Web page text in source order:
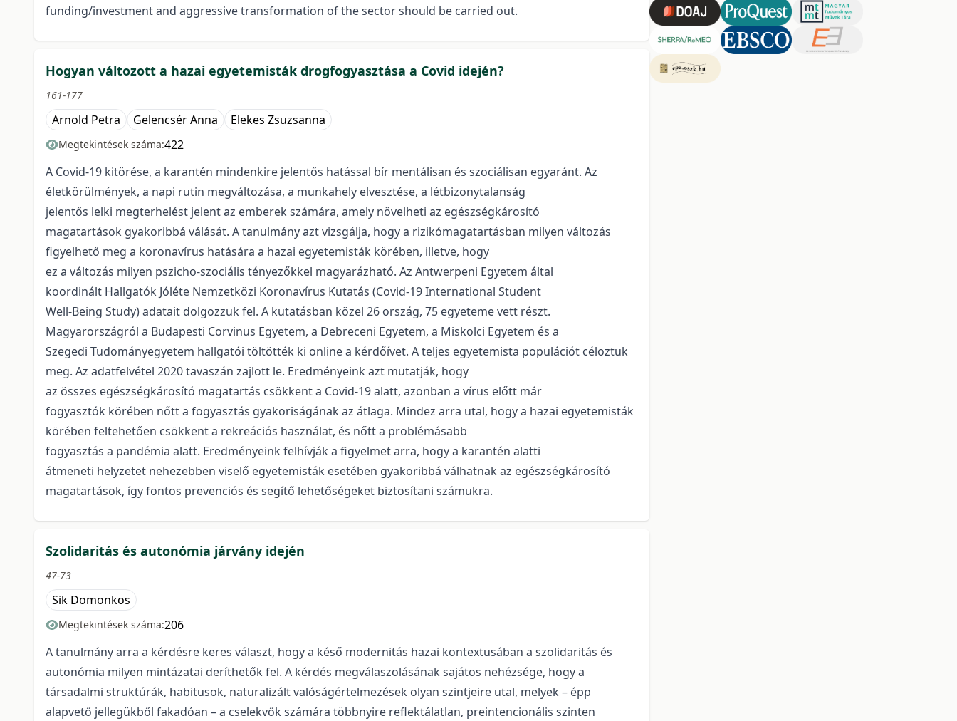
funding/investment and aggressive transformation of the sector should be carried out.
Hogyan változott a hazai egyetemisták drogfogyasztása a Covid idején?
161-177
Arnold Petra Gelencsér Anna Elekes Zsuzsanna
Megtekintések száma:422
A Covid-19 kitörése, a karantén mindenkire jelentős hatással bír mentálisan és szociálisan egyaránt. Az
életkörülmények, a napi rutin megváltozása, a munkahely elvesztése, a létbizonytalanság
jelentős lelki megterhelést jelent az emberek számára, amely növelheti az egészségkárosító
magatartások gyakoribbá válását. A tanulmány azt vizsgálja, hogy a rizikómagatartásban milyen változás
figyelhető meg a koronavírus hatására a hazai egyetemisták körében, illetve, hogy
ez a változás milyen pszicho-szociális tényezőkkel magyarázható. Az Antwerpeni Egyetem által
koordinált Hallgatók Jóléte Nemzetközi Koronavírus Kutatás (Covid-19 International Student
Well-Being Study) adatait dolgozzuk fel. A kutatásban közel 26 ország, 75 egyeteme vett részt.
Magyarországról a Budapesti Corvinus Egyetem, a Debreceni Egyetem, a Miskolci Egyetem és a
Szegedi Tudományegyetem hallgatói töltötték ki online a kérdőívet. A teljes egyetemista populációt céloztuk
meg. Az adatfelvétel 2020 tavaszán zajlott le. Eredményeink azt mutatják, hogy
az összes egészségkárosító magatartás csökkent a Covid-19 alatt, azonban a vírus előtt már
fogyasztók körében nőtt a fogyasztás gyakoriságának az átlaga. Mindez arra utal, hogy a hazai egyetemisták
körében feltehetően csökkent a rekreációs használat, és nőtt a problémásabb
fogyasztás a pandémia alatt. Eredményeink felhívják a figyelmet arra, hogy a karantén alatti
átmeneti helyzetet nehezebben viselő egyetemisták esetében gyakoribbá válhatnak az egészségkárosító
magatartások, így fontos prevenciós és segítő lehetőségeket biztosítani számukra.
Szolidaritás és autonómia járvány idején
47-73
Sik Domonkos
Megtekintések száma:206
A tanulmány arra a kérdésre keres választ, hogy a késő modernitás hazai kontextusában a szolidaritás és
autonómia milyen mintázatai deríthetők fel. A kérdés megválaszolásának sajátos nehézsége, hogy a
társadalmi struktúrák, habitusok, naturalizált valóságértelmezések olyan szintjeire utal, melyek – épp
alapvető jellegükből fakadóan – a cselekvők számára többnyire reflektálatlan, preintencionális szinten